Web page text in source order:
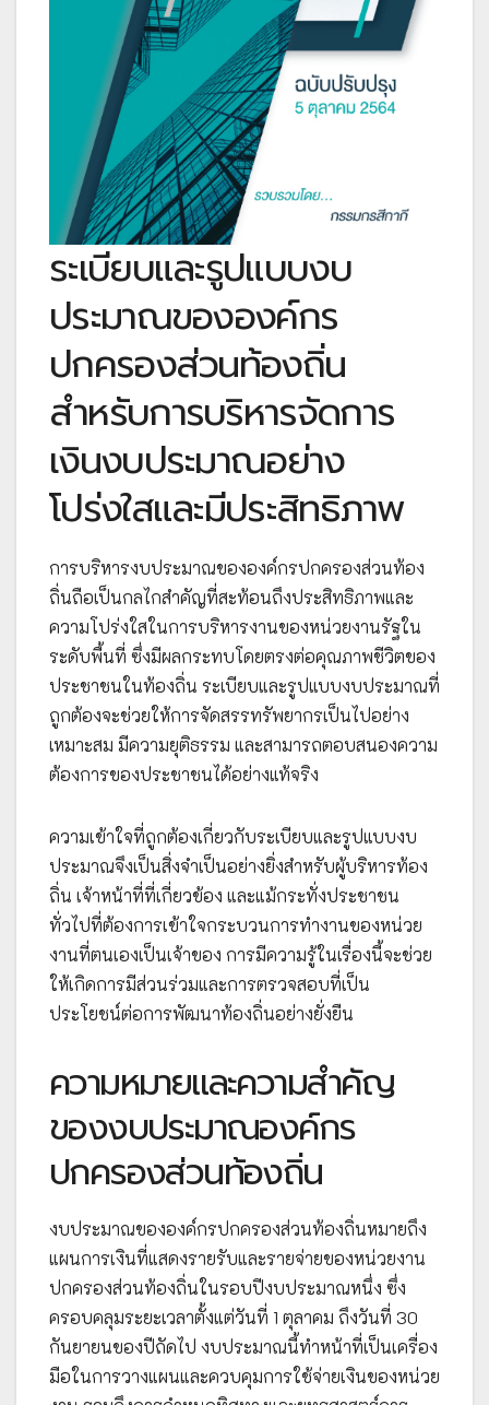
ระเบียบและรูปแบบงบ
ประมาณขององค์กร
ปกครองส่วนท้องถิ่น
สำหรับการบริหารจัดการ
เงินงบประมาณอย่าง
โปร่งใสและมีประสิทธิภาพ
การบริหารงบประมาณขององค์กรปกครองส่วนท้อง
ถิ่นถือเป็นกลไกสำคัญที่สะท้อนถึงประสิทธิภาพและ
ความโปร่งใสในการบริหารงานของหน่วยงานรัฐใน
ระดับพื้นที่ ซึ่งมีผลกระทบโดยตรงต่อคุณภาพชีวิตของ
ประชาชนในท้องถิ่น ระเบียบและรูปแบบงบประมาณที่
ถูกต้องจะช่วยให้การจัดสรรทรัพยากรเป็นไปอย่าง
เหมาะสม มีความยุติธรรม และสามารถตอบสนองความ
ต้องการของประชาชนได้อย่างแท้จริง
ความเข้าใจที่ถูกต้องเกี่ยวกับระเบียบและรูปแบบงบ
ประมาณจึงเป็นสิ่งจำเป็นอย่างยิ่งสำหรับผู้บริหารท้อง
ถิ่น เจ้าหน้าที่ที่เกี่ยวข้อง และแม้กระทั่งประชาชน
ทั่วไปที่ต้องการเข้าใจกระบวนการทำงานของหน่วย
งานที่ตนเองเป็นเจ้าของ การมีความรู้ในเรื่องนี้จะช่วย
ให้เกิดการมีส่วนร่วมและการตรวจสอบที่เป็น
ประโยชน์ต่อการพัฒนาท้องถิ่นอย่างยั่งยืน
ความหมายและความสำคัญ
ของงบประมาณองค์กร
ปกครองส่วนท้องถิ่น
งบประมาณขององค์กรปกครองส่วนท้องถิ่นหมายถึง
แผนการเงินที่แสดงรายรับและรายจ่ายของหน่วยงาน
ปกครองส่วนท้องถิ่นในรอบปีงบประมาณหนึ่ง ซึ่ง
ครอบคลุมระยะเวลาตั้งแต่วันที่ 1 ตุลาคม ถึงวันที่ 30
กันยายนของปีถัดไป งบประมาณนี้ทำหน้าที่เป็นเครื่อง
มือในการวางแผนและควบคุมการใช้จ่ายเงินของหน่วย